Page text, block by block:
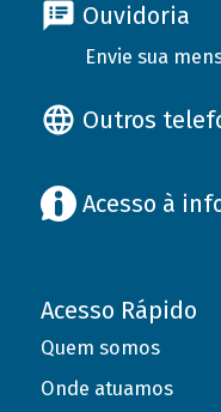
Ouvidoria
Envie sua
Outros
Acesso à
Acesso Rápido
Quem somos
Onde atuamos